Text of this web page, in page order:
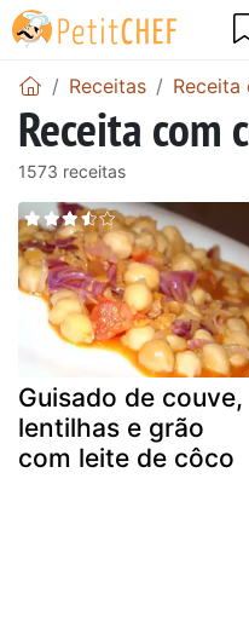
Receitas
Receita com
1573 receitas
Guisado de couve,
lentilhas e grão
com leite de côco